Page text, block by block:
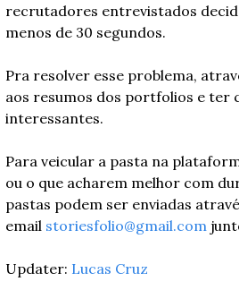
recrutadores entrevistados
menos de 30 segundos.
Pra resolver esse problema,
aos resumos dos portfolios e ter
interessantes.
Para veicular a pasta na
ou o que acharem melhor com
pastas podem ser enviadas
email storiesfolio@gmail.com
Updater: Lucas Cruz